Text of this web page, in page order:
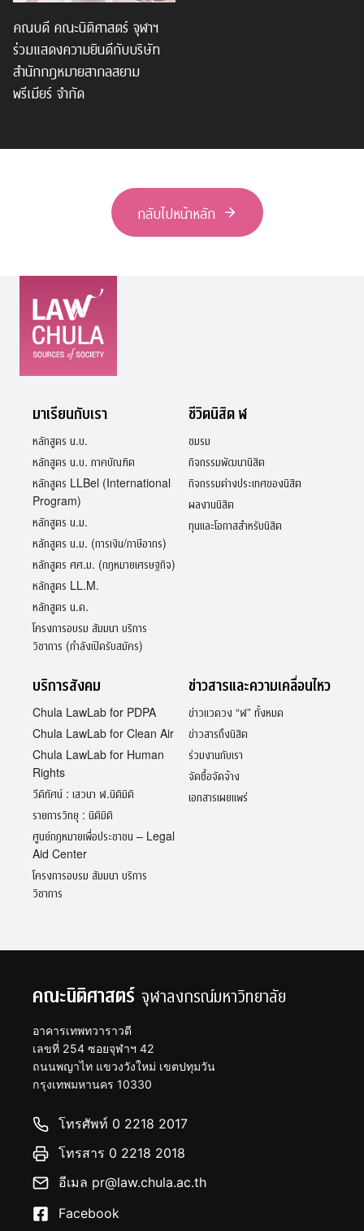
คณบดี คณะนิติศาสตร์ จุฬาฯ
ร่วมแสดงความยินดีกับบริษัท
สำนักกฎหมายสากลสยาม
พรีเมียร์ จำกัด
กลับไปหน้าหลัก
มาเรียนกับเรา
หลักสูตร น.บ.
หลักสูตร น.บ. ภาคบัณฑิต
หลักสูตร LLBel (International
Program)
หลักสูตร น.ม.
หลักสูตร น.ม. (การเงิน/ภาษีอากร)
หลักสูตร ศศ.ม. (กฎหมายเศรษฐกิจ)
หลักสูตร LL.M.
หลักสูตร น.ด.
โครงการอบรม สัมมนา บริการ
วิชาการ (กำลังเปิดรับสมัคร)
ชีวิตนิสิต ฬ
ชมรม
กิจกรรมพัฒนานิสิต
กิจกรรมต่างประเทศของนิสิต
ผลงานนิสิต
ทุนและโอกาสสำหรับนิสิต
บริการสังคม
Chula LawLab for PDPA
Chula LawLab for Clean Air
Chula LawLab for Human
Rights
วีดิทัศน์ : เสวนา ฬ.นิติมิติ
รายการวิทยุ : นิติมิติ
ศูนย์กฎหมายเพื่อประชาชน – Legal
Aid Center
โครงการอบรม สัมมนา บริการ
วิชาการ
ข่าวสารและความเคลื่อนไหว
ข่าวแวดวง “ฬ” ทั้งหมด
ข่าวสารถึงนิสิต
ร่วมงานกับเรา
จัดซื้อจัดจ้าง
เอกสารเผยแพร่
คณะนิติศาสตร์ จุฬาลงกรณ์มหาวิทยาลัย
อาคารเทพทวาราวดี
เลขที่ 254 ซอยจุฬาฯ 42
ถนนพญาไท แขวงวังใหม่ เขตปทุมวัน
กรุงเทพมหานคร 10330
โทรศัพท์ 0 2218 2017
โทรสาร 0 2218 2018
อีเมล pr@law.chula.ac.th
Facebook